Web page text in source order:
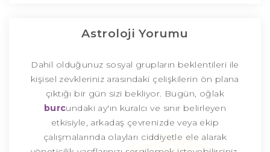
Astroloji Yorumu
Dahil olduğunuz sosyal grupların beklentileri ile
kişisel zevkleriniz arasındaki çelişkilerin ön plana
çıktığı bir gün sizi bekliyor. Bugün, oğlak
burcundaki ay'ın kuralcı ve sınır belirleyen
etkisiyle, arkadaş çevrenizde veya ekip
çalışmalarında olayları ciddiyetle ele alarak